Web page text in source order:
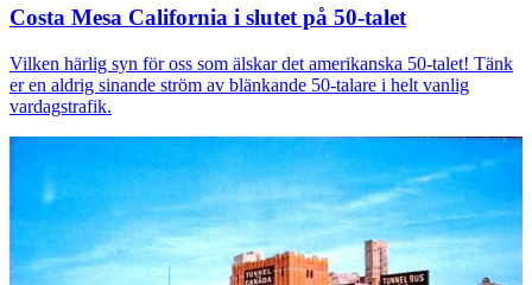
Costa Mesa California i slutet på 50-talet
Vilken härlig syn för oss som älskar det amerikanska 50-talet! Tänk
er en aldrig sinande ström av blänkande 50-talare i helt vanlig
vardagstrafik.